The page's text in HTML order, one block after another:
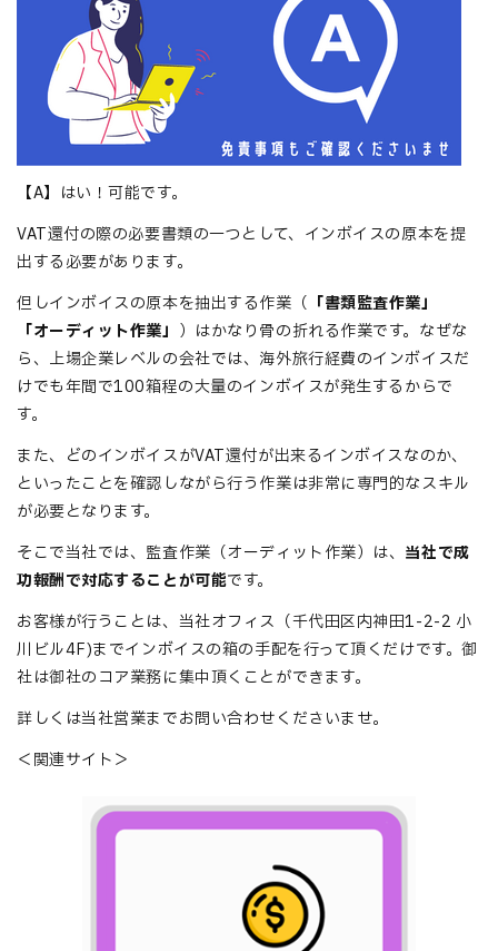
【A】はい！可能です。
VAT還付の際の必要書類の一つとして、インボイスの原本を提
出する必要があります。
但しインボイスの原本を抽出する作業（ 「書類監査作業」
「オーディット作業」 ）はかなり骨の折れる作業です。なぜな
ら、上場企業レベルの会社では、海外旅行経費のインボイスだ
けでも年間で100箱程の大量のインボイスが発生するからで
す。
また、どのインボイスがVAT還付が出来るインボイスなのか、
といったことを確認しながら行う作業は非常に専門的なスキル
が必要となります。
そこで当社では、監査作業（オーディット作業）は、 当社で成
功報酬で対応することが可能です。
お客様が行うことは、当社オフィス（千代田区内神田1-2-2 小
川ビル4F)までインボイスの箱の手配を行って頂くだけです。御
社は御社のコア業務に集中頂くことができます。
詳しくは当社営業までお問い合わせくださいませ。
＜関連サイト＞